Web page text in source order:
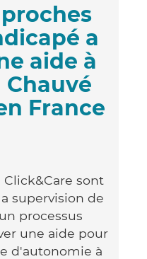
a
aide à
France
sont
supervision de
processus
une aide pour
d'autonomie à